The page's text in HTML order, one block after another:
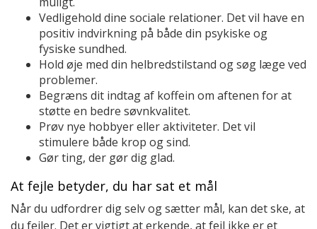
Vedligehold dine sociale relationer. Det vil have en
positiv indvirkning på både din psykiske og
fysiske sundhed.
Hold øje med din helbredstilstand og søg læge ved
problemer.
Begræns dit indtag af koffein om aftenen for at
støtte en bedre søvnkvalitet.
Prøv nye hobbyer eller aktiviteter. Det vil
stimulere både krop og sind.
Gør ting, der gør dig glad.
At fejle betyder, du har sat et mål
Når du udfordrer dig selv og sætter mål, kan det ske, at
du fejler. Det er vigtigt at erkende, at fejl ikke er et